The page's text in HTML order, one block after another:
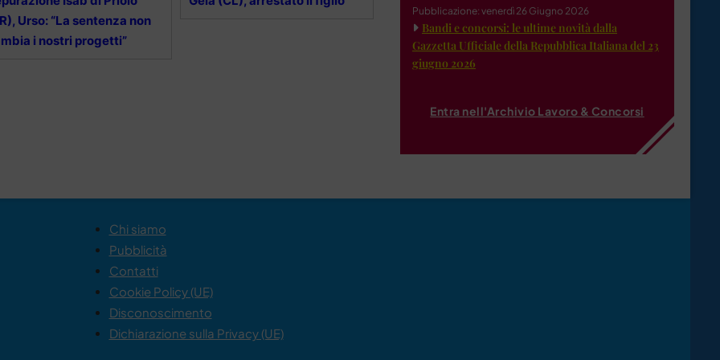
Urso: “La sentenza non
i nostri progetti”
Pubblicazione: venerdì 26 Giugno 2026
Bandi e concorsi: le ultime novità dalla
Gazzetta Ufficiale della Repubblica Italiana del 23
giugno 2026
Entra nell'Archivio Lavoro & Concorsi
Chi siamo
Pubblicità
Contatti
Cookie Policy (UE)
Disconoscimento
Dichiarazione sulla Privacy (UE)